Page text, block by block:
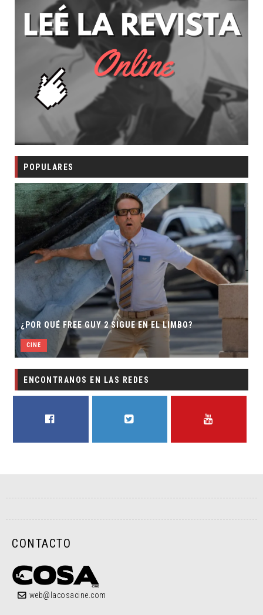
POPULARES
¿POR QUÉ FREE GUY 2 SIGUE EN EL LIMBO?
CINE
ENCONTRANOS EN LAS REDES
CONTACTO
web@lacosacine.com